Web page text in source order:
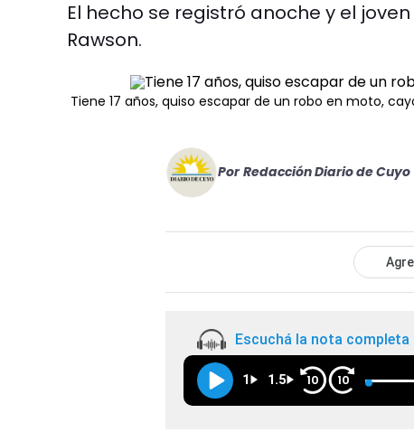
El hecho se registró anoche y el
Rawson.
Tiene 17 años, quiso escapar de un robo en moto,
Por Redacción Diario de Cuyo
Escuchá la nota completa
1 1.5 10 10